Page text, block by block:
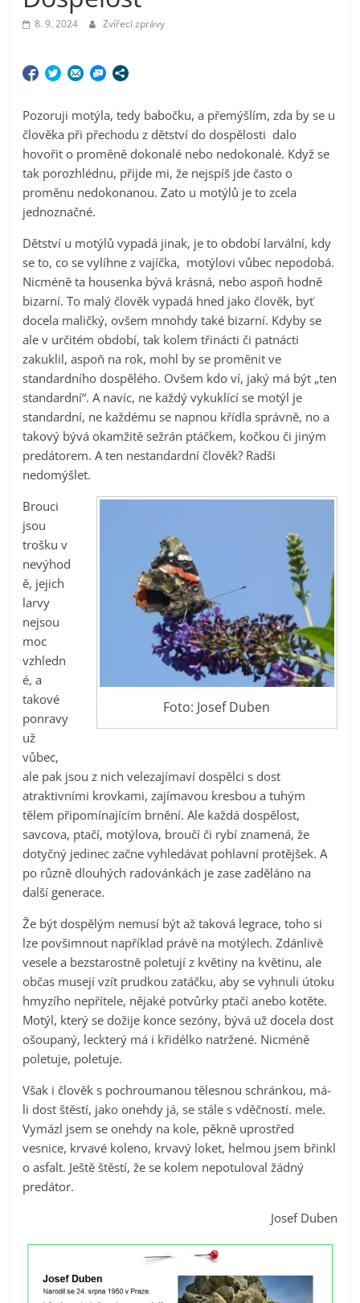
8. 9. 2024 Zvířecí zprávy
Pozoruji motýla, tedy babočku, a přemýšlím, zda by se u
člověka při přechodu z dětství do dospělosti dalo
hovořit o proměně dokonalé nebo nedokonalé. Když se
tak porozhlédnu, přijde mi, že nejspíš jde často o
proměnu nedokonanou. Zato u motýlů je to zcela
jednoznačné.
Dětství u motýlů vypadá jinak, je to období larvální, kdy
se to, co se vylíhne z vajíčka, motýlovi vůbec nepodobá.
Nicméně ta housenka bývá krásná, nebo aspoň hodně
bizarní. To malý člověk vypadá hned jako člověk, byť
docela maličký, ovšem mnohdy také bizarní. Kdyby se
ale v určitém období, tak kolem třinácti či patnácti
zakuklil, aspoň na rok, mohl by se proměnit ve
standardního dospělého. Ovšem kdo ví, jaký má být „ten
standardní“. A navíc, ne každý vykuklící se motýl je
standardní, ne každému se napnou křídla správně, no a
takový bývá okamžitě sežrán ptáčkem, kočkou či jiným
predátorem. A ten nestandardní člověk? Radši
nedomýšlet.
Foto: Josef Duben
Brouci
jsou
trošku v
nevýhod
ě, jejich
larvy
nejsou
moc
vzhledn
é, a
takové
ponravy
už
vůbec,
ale pak jsou z nich velezajímaví dospělci s dost
atraktivními krovkami, zajímavou kresbou a tuhým
tělem připomínajícím brnění. Ale každá dospělost,
savcova, ptačí, motýlova, broučí či rybí znamená, že
dotyčný jedinec začne vyhledávat pohlavní protějšek. A
po různě dlouhých radovánkách je zase zaděláno na
další generace.
Že být dospělým nemusí být až taková legrace, toho si
lze povšimnout například právě na motýlech. Zdánlivě
vesele a bezstarostně poletují z květiny na květinu, ale
občas musejí vzít prudkou zatáčku, aby se vyhnuli útoku
hmyzího nepřítele, nějaké potvůrky ptačí anebo kotěte.
Motýl, který se dožije konce sezóny, bývá už docela dost
ošoupaný, leckterý má i křidélko natržené. Nicméně
poletuje, poletuje.
Však i člověk s pochroumanou tělesnou schránkou, má-
li dost štěstí, jako onehdy já, se stále s vděčností. mele.
Vymázl jsem se onehdy na kole, pěkně uprostřed
vesnice, krvavé koleno, krvavý loket, helmou jsem břinkl
o asfalt. Ještě štěstí, že se kolem nepotuloval žádný
predátor.
Josef Duben